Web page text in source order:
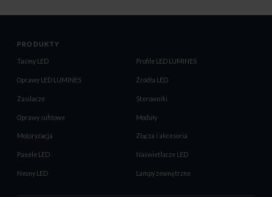
PRODUKTY
Taśmy LED Profile LED LUMINES
Oprawy LED LUMINES Źródła LED
Zasilacze Sterowniki
Oprawy sufitowe Moduły
Motoryzacja Złącza i akcesoria
Panele LED Naświetlacze LED
Neony LED Lampy zewnętrzne